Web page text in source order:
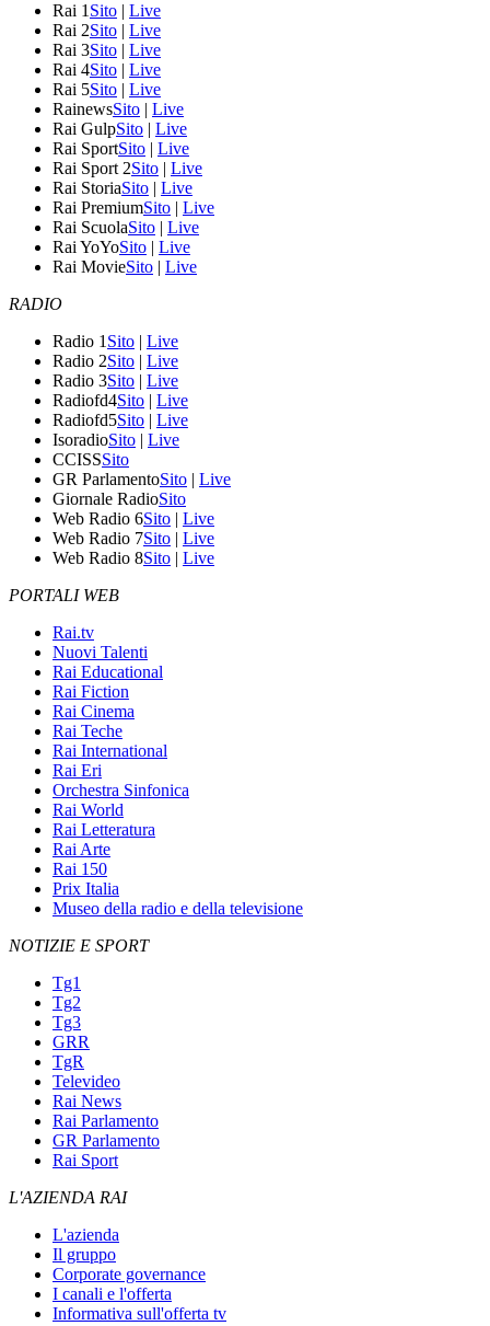
Rai 1 Sito | Live
Rai 2Sito | Live
Rai 3Sito | Live
Rai 4Sito | Live
Rai 5Sito | Live
RainewsSito | Live
Rai GulpSito | Live
Rai SportSito | Live
Rai Sport 2Sito | Live
Rai StoriaSito | Live
Rai PremiumSito | Live
Rai ScuolaSito | Live
Rai YoYoSito | Live
Rai MovieSito | Live
RADIO
Radio 1 Sito | Live
Radio 2Sito | Live
Radio 3Sito | Live
Radiofd4Sito | Live
Radiofd5Sito | Live
IsoradioSito | Live
CCISSSito
GR ParlamentoSito | Live
Giornale RadioSito
Web Radio 6Sito | Live
Web Radio 7Sito | Live
Web Radio 8Sito | Live
PORTALI WEB
Rai.tv
Nuovi Talenti
Rai Educational
Rai Fiction
Rai Cinema
Rai Teche
Rai International
Rai Eri
Orchestra Sinfonica
Rai World
Rai Letteratura
Rai Arte
Rai 150
Prix Italia
Museo della radio e della televisione
NOTIZIE E SPORT
Tg1
Tg2
Tg3
GRR
TgR
Televideo
Rai News
Rai Parlamento
GR Parlamento
Rai Sport
L'AZIENDA RAI
L'azienda
Il gruppo
Corporate governance
I canali e l'offerta
Informativa sull'offerta tv